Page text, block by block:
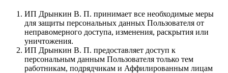
ИП Дрынкин В. П. принимает все необходимые меры
для защиты персональных данных Пользователя от
неправомерного доступа, изменения, раскрытия или
уничтожения.
ИП Дрынкин В. П. предоставляет доступ к
персональным данным Пользователя только тем
работникам, подрядчикам и Аффилированным лицам